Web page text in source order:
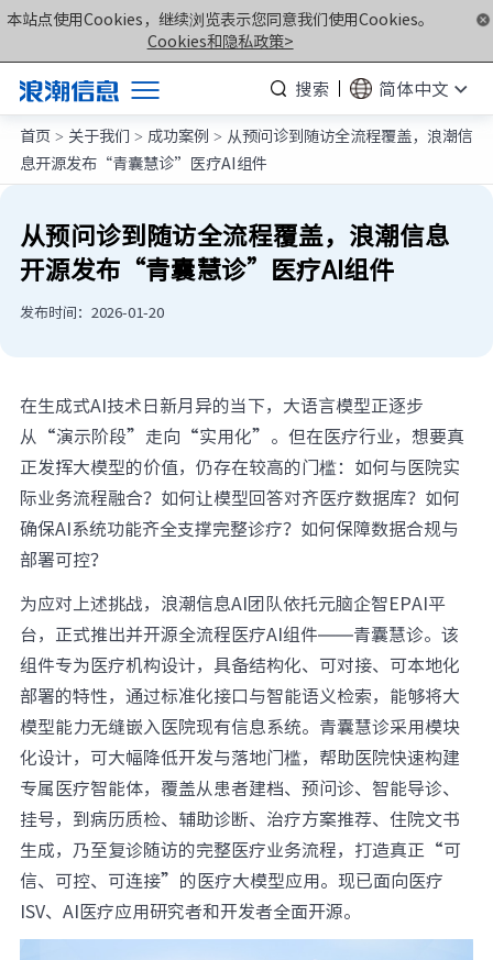
本站点使用Cookies，继续浏览表示您同意我们使用Cookies。
Cookies和隐私政策>
搜索
简体中文
产品
解决方案
服务支持
如何购买
合作伙伴
关于我们
计算产业洞察
元脑品牌升级公告
首页 > 关于我们 > 成功案例 > 从预问诊到随访全流程覆盖，浪潮信
息开源发布“青囊慧诊”医疗AI组件
从预问诊到随访全流程覆盖，浪潮信息
开源发布“青囊慧诊”医疗AI组件
发布时间：2026-01-20
在生成式AI技术日新月异的当下，大语言模型正逐步
从“演示阶段”走向“实用化”。但在医疗行业，想要真
正发挥大模型的价值，仍存在较高的门槛：如何与医院实
际业务流程融合？如何让模型回答对齐医疗数据库？如何
确保AI系统功能齐全支撑完整诊疗？如何保障数据合规与
部署可控？
为应对上述挑战，浪潮信息AI团队依托元脑企智EPAI平
台，正式推出并开源全流程医疗AI组件——青囊慧诊。该
组件专为医疗机构设计，具备结构化、可对接、可本地化
部署的特性，通过标准化接口与智能语义检索，能够将大
模型能力无缝嵌入医院现有信息系统。青囊慧诊采用模块
化设计，可大幅降低开发与落地门槛，帮助医院快速构建
专属医疗智能体，覆盖从患者建档、预问诊、智能导诊、
挂号，到病历质检、辅助诊断、治疗方案推荐、住院文书
生成，乃至复诊随访的完整医疗业务流程，打造真正“可
信、可控、可连接”的医疗大模型应用。现已面向医疗
ISV、AI医疗应用研究者和开发者全面开源。